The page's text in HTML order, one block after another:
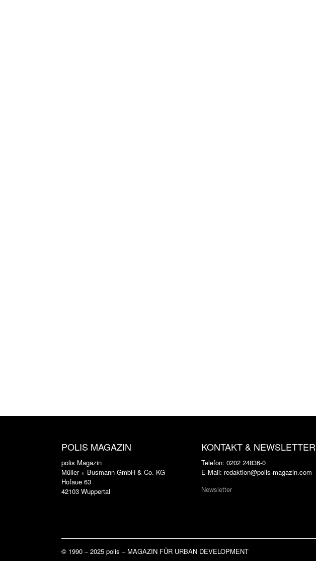
POLIS MAGAZIN
polis Magazin
Müller + Busmann GmbH & Co. KG
Hofaue 63
42103 Wuppertal
KONTAKT & NEWSLETTER
Telefon: 0202 24836-0
E-Mail: redaktion@polis-magazin.com
Newsletter
© 1990 – 2025 polis – MAGAZIN FÜR URBAN DEVELOPMENT